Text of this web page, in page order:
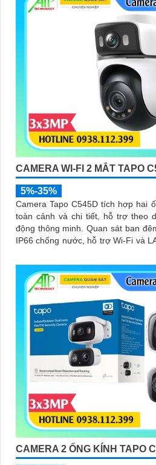
CAMERA WI-FI 2 MẮT TAPO
5%-35%
Camera Tapo C545D tích hợp hai
toàn cảnh và chi tiết, hỗ trợ theo
động thông minh. Quan sát ban đêm có màu sắc nét, chuẩn
IP66 chống nước, hỗ trợ Wi-Fi và
trí lắp đặt
CAMERA 2 ỐNG KÍNH TAPO